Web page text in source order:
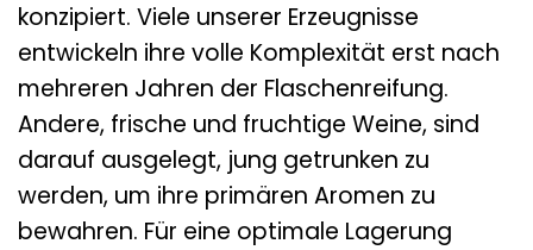
konzipiert. Viele unserer Erzeugnisse
entwickeln ihre volle Komplexität erst nach
mehreren Jahren der Flaschenreifung.
Andere, frische und fruchtige Weine, sind
darauf ausgelegt, jung getrunken zu
werden, um ihre primären Aromen zu
bewahren. Für eine optimale Lagerung